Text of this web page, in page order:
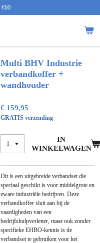
Multi BHV Industrie
verbandkoffer +
wandhouder
€ 159,95
GRATIS verzending
IN
WINKELWAGEN
Dit is een uitgebreide verbandset die
speciaal geschikt is voor middelgrote en
zware industriële bedrijven. Deze
verbandkoffer sluit aan bij de
vaardigheden van een
bedrijfshulpverlener, maar ook zonder
specifieke EHBO-kennis is de
verbandset te gebruiken voor het